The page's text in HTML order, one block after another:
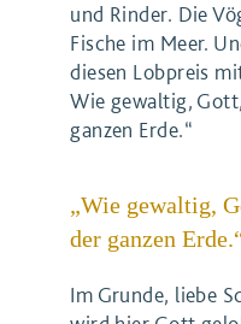
und Rinder. Die
Fische im Meer.
diesen Lobpreis
Wie gewaltig,
ganzen Erde.“
„Wie gewaltig,
der ganzen
Im Grunde, liebe